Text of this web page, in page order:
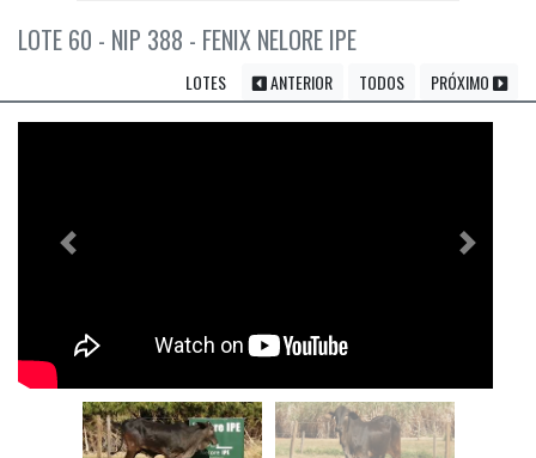
LOTE 60 - NIP 388 - FENIX NELORE IPE
LOTES ANTERIOR TODOS PRÓXIMO
Previous Próximo